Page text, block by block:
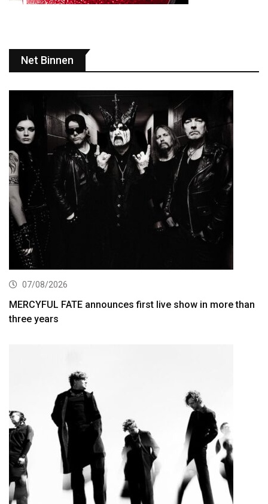
Net Binnen
07/08/2026
MERCYFUL FATE announces first live show in more than
three years